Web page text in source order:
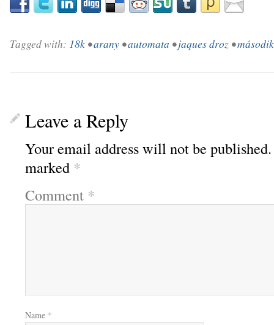
Tagged with: 18k •arany •automata •jaques droz •
Leave a Reply
Your email address will not be published.
marked *
Comment *
Name *